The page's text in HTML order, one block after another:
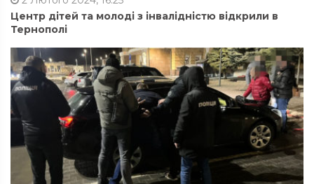
Центр дітей та молоді з інвалідністю відкрили в
Тернополі